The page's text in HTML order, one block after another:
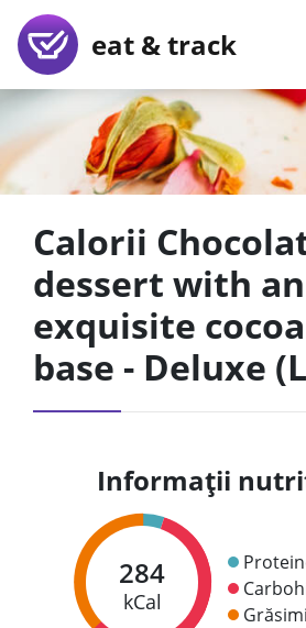
eat & track
Calorii
dessert with an
exquisite
base - Deluxe
Informații
284
kCal